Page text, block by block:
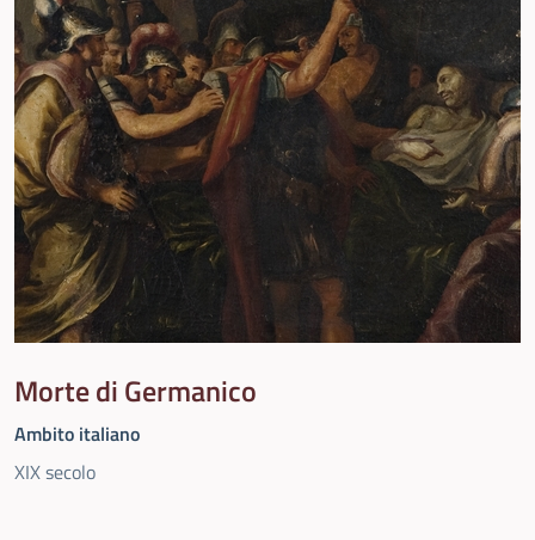
Morte di Germanico
Ambito italiano
XIX secolo